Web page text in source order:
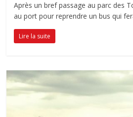
Après un bref passage au parc des
au port pour reprendre un bus qui
Lire la suite